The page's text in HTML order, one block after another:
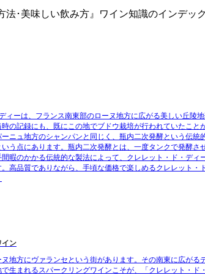
法･美味しい飲み方』ワイン知識のインデッ
ィーは、フランス南東部のローヌ地方に広がる美しい丘陵
の記録にも、既にこの地でブドウ栽培が行われていたこと
ニュ地方のシャンパンと同じく、瓶内二次発酵という伝
う点にあります。瓶内二次発酵とは、一度タンクで発酵
暇のかかる伝統的な製法によって、クレレット・ド・デ
高品質でありながら、手頃な価格で楽しめるクレレット・
イン
地方にヴァランセという街があります。その南東に広が
生まれるスパークリングワインこそが、「クレレット・